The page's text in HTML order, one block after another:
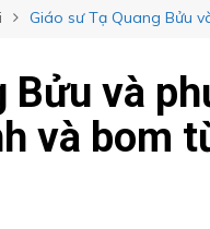
Giáo sư Tạ Quang Bửu
Bửu và
và bom